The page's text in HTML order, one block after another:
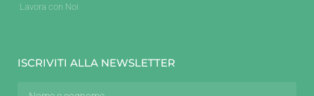
Lavora con Noi
ISCRIVITI ALLA NEWSLETTER